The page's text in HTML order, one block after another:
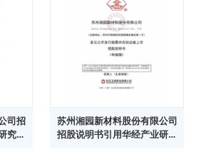
司招
究院
苏州湘园新材料股份有限公司
招股说明书引用华经产业研究